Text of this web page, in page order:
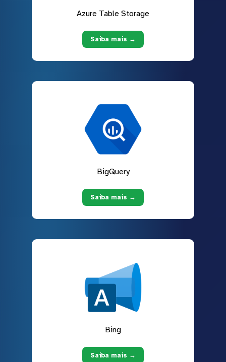
Azure Table Storage
Saiba mais →
BigQuery
Saiba mais →
Bing
Saiba mais →